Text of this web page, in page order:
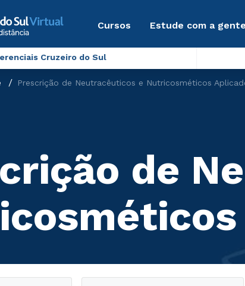
Cursos Estude com a gente
Cruzeiro do Sul
Prescrição de Neutracêuticos e Nutricosméticos
de